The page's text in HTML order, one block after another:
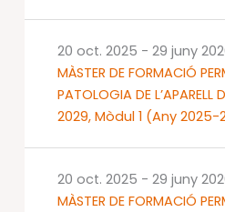
MÀSTER DE FORMACIÓ
PATOLOGIA DE L’APARELL
2029, Mòdul 1 (Any 2025-
20 oct. 2025 - 29 juny
MÀSTER DE FORMACIÓ
20 oct. 2025 - 29 juny